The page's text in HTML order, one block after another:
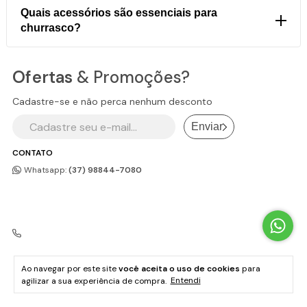
Ao navegar por este sitevocê aceita o uso de cookies para
agilizar a sua experiência de compra. Entendi
deslocamento e armazenamento.
usando álcool gel ou pastilha sólida sob a travessa.
Muito usado em restaurantes, eventos e áreas
silicone
(segurança). Diferente da churrasqueira: o
rechaud mantém quente, não assa.
Quais acessórios são essenciais para
churrasco?
tamanhos,
pegador de brasas ,espalhador de
carvão, pá, rodo eporta-espeto decorativo
(modelos galo, porquinho e vaquinha são muito
populares). Para churrasqueiras a bafo, suporte
elevado e rodas facilitam o uso diário.
CONTATO
Whatsapp:(37) 98844-7080
SAC e Televendas:(31) 2626-1384
Ofertas & Promoções?
Cadastre-se e não perca nenhum desconto
Enviar